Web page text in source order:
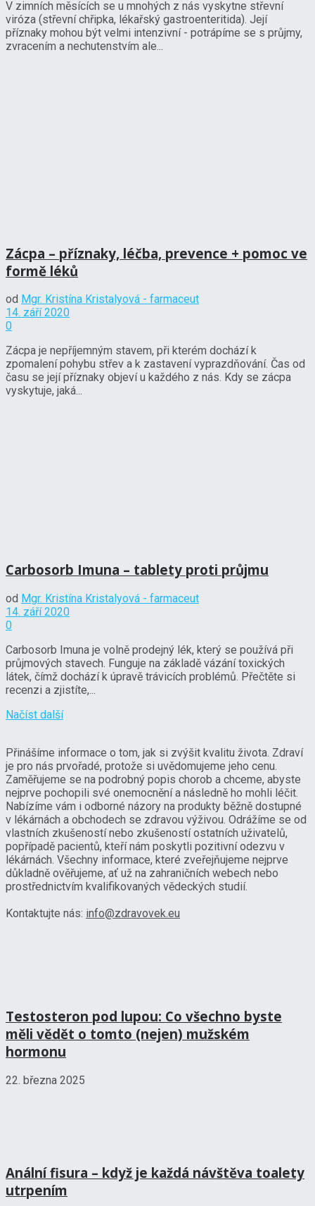
V zimních měsících se u mnohých z nás vyskytne střevní
viróza (střevní chřipka, lékařský gastroenteritida). Její
příznaky mohou být velmi intenzivní - potrápíme se s průjmy,
zvracením a nechutenstvím ale...
Zácpa – příznaky, léčba, prevence + pomoc ve
formě léků
od Mgr. Kristína Kristalyová - farmaceut
14. září 2020
0
Zácpa je nepříjemným stavem, při kterém dochází k
zpomalení pohybu střev a k zastavení vyprazdňování. Čas od
času se její příznaky objeví u každého z nás. Kdy se zácpa
vyskytuje, jaká...
Carbosorb Imuna – tablety proti průjmu
od Mgr. Kristína Kristalyová - farmaceut
14. září 2020
0
Carbosorb Imuna je volně prodejný lék, který se používá při
průjmových stavech. Funguje na základě vázání toxických
látek, čímž dochází k úpravě trávicích problémů. Přečtěte si
recenzi a zjistíte,...
Načíst další
Přinášíme informace o tom, jak si zvýšit kvalitu života. Zdraví
je pro nás prvořadé, protože si uvědomujeme jeho cenu.
Zaměřujeme se na podrobný popis chorob a chceme, abyste
nejprve pochopili své onemocnění a následně ho mohli léčit.
Nabízíme vám i odborné názory na produkty běžně dostupné
v lékárnách a obchodech se zdravou výživou. Odrážíme se od
vlastních zkušeností nebo zkušeností ostatních uživatelů,
popřípadě pacientů, kteří nám poskytli pozitivní odezvu v
lékárnách. Všechny informace, které zveřejňujeme nejprve
důkladně ověřujeme, ať už na zahraničních webech nebo
prostřednictvím kvalifikovaných vědeckých studií.
Kontaktujte nás: info@zdravovek.eu
Testosteron pod lupou: Co všechno byste
měli vědět o tomto (nejen) mužském
hormonu
22. března 2025
Anální fisura – když je každá návštěva toalety
utrpením